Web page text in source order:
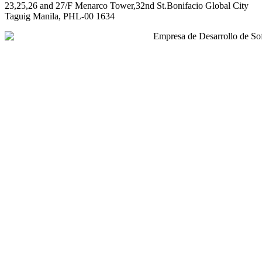
23,25,26 and 27/F Menarco Tower,32nd St.Bonifacio Global City
Taguig Manila, PHL-00 1634